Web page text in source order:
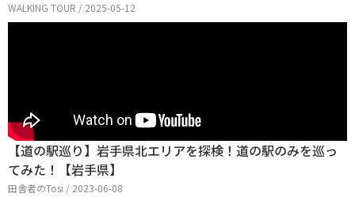
WALKING TOUR / 2025-05-12
【道の駅巡り】岩手県北エリアを探検！道の駅のみを巡っ
てみた！【岩手県】
田舎者のTosi / 2023-06-08